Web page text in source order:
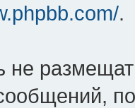
.
не